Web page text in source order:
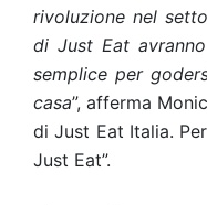
rivoluzione nel
di Just Eat
semplice per
casa”, afferma
di Just Eat Italia.
Just Eat”.